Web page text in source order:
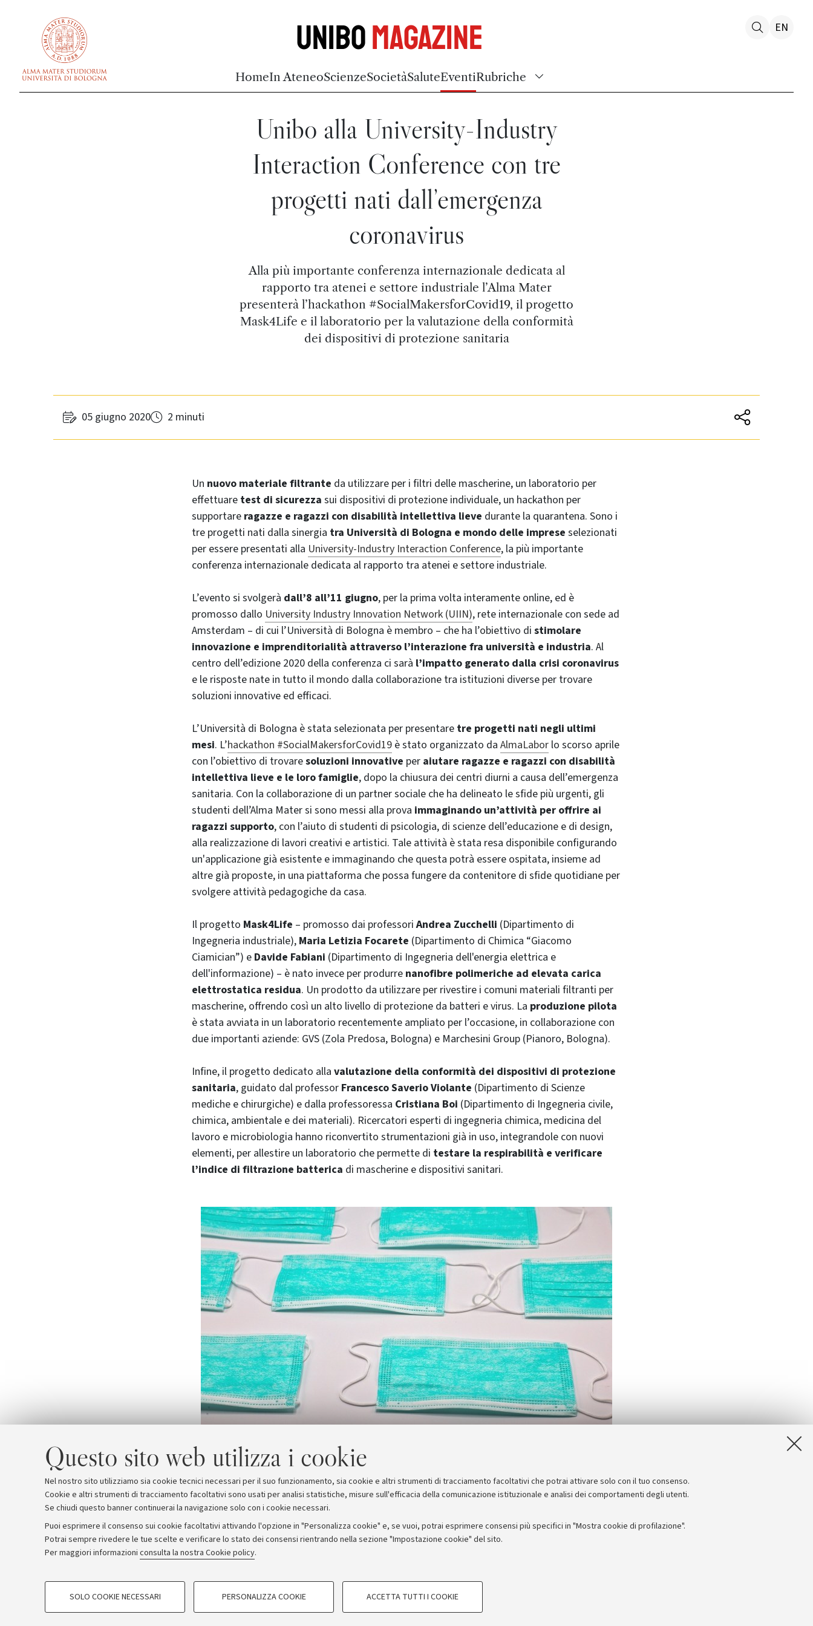
Questo sito web utilizza i cookie
Nel nostro sito utilizziamo sia cookie tecnici necessari per il suo funzionamento, sia cookie e altri strumenti di tracciamento facoltativi che potrai attivare solo con il tuo consenso.
Cookie e altri strumenti di tracciamento facoltativi sono usati per analisi statistiche, misure sull'efficacia della comunicazione istituzionale e analisi dei comportamenti degli utenti.
Se chiudi questo banner continuerai la navigazione solo con i cookie necessari.
Puoi esprimere il consenso sui cookie facoltativi attivando l'opzione in "Personalizza cookie" e, se vuoi, potrai esprimere consensi più specifici in "Mostra cookie di profilazione".
Potrai sempre rivedere le tue scelte e verificare lo stato dei consensi rientrando nella sezione "Impostazione cookie" del sito.
Per maggiori informazioni consulta la nostra Cookie policy.
COOKIE DI PROFILAZIONE - FACOLTATIVI COOKIE TECNICI - NECESSARI
SOLO COOKIE NECESSARI PERSONALIZZA COOKIE ACCETTA TUTTI I COOKIE
UniboMagazine
HomeIn AteneoScienzeSocietàSaluteEventiRubriche
EN
Unibo alla University-Industry
Interaction Conference con tre
progetti nati dall’emergenza
coronavirus
Alla più importante conferenza internazionale dedicata al
rapporto tra atenei e settore industriale l’Alma Mater
presenterà l’hackathon #SocialMakersforCovid19, il progetto
Mask4Life e il laboratorio per la valutazione della conformità
dei dispositivi di protezione sanitaria
05 giugno 2020 2 minuti
Un nuovo materiale filtrante da utilizzare per i filtri delle mascherine, un laboratorio per
effettuare test di sicurezza sui dispositivi di protezione individuale, un hackathon per
supportare ragazze e ragazzi con disabilità intellettiva lieve durante la quarantena. Sono i
tre progetti nati dalla sinergia tra Università di Bologna e mondo delle imprese selezionati
per essere presentati alla University-Industry Interaction Conference, la più importante
conferenza internazionale dedicata al rapporto tra atenei e settore industriale.
L’evento si svolgerà dall’8 all’11 giugno, per la prima volta interamente online, ed è
promosso dallo University Industry Innovation Network (UIIN), rete internazionale con sede ad
Amsterdam – di cui l’Università di Bologna è membro – che ha l’obiettivo di stimolare
innovazione e imprenditorialità attraverso l’interazione fra università e industria. Al
centro dell’edizione 2020 della conferenza ci sarà l’impatto generato dalla crisi coronavirus
e le risposte nate in tutto il mondo dalla collaborazione tra istituzioni diverse per trovare
soluzioni innovative ed efficaci.
L’Università di Bologna è stata selezionata per presentare tre progetti nati negli ultimi
mesi. L’hackathon #SocialMakersforCovid19 è stato organizzato da AlmaLabor lo scorso aprile
con l’obiettivo di trovaresoluzioni innovative per aiutare ragazze e ragazzi con disabilità
intellettiva lieve e le loro famiglie, dopo la chiusura dei centri diurni a causa dell’emergenza
sanitaria. Con la collaborazione di un partner sociale che ha delineato le sfide più urgenti, gli
studenti dell’Alma Mater si sono messi alla prova immaginando un’attività per offrire ai
ragazzi supporto, con l’aiuto di studenti di psicologia, di scienze dell’educazione e di design,
alla realizzazione di lavori creativi e artistici. Tale attività è stata resa disponibile configurando
un'applicazione già esistente e immaginando che questa potrà essere ospitata, insieme ad
altre già proposte, in una piattaforma che possa fungere da contenitore di sfide quotidiane per
svolgere attività pedagogiche da casa.
Il progetto Mask4Life – promosso dai professoriAndrea Zucchelli (Dipartimento di
Ingegneria industriale), Maria Letizia Focarete (Dipartimento di Chimica “Giacomo
Ciamician”) e Davide Fabiani (Dipartimento di Ingegneria dell'energia elettrica e
dell'informazione) – è nato invece per produrre nanofibre polimeriche ad elevata carica
elettrostatica residua. Un prodotto da utilizzare per rivestire i comuni materiali filtranti per
mascherine, offrendo così un alto livello di protezione da batteri e virus. La produzione pilota
è stata avviata in un laboratorio recentemente ampliato per l’occasione, in collaborazione con
due importanti aziende: GVS (Zola Predosa, Bologna) e Marchesini Group (Pianoro, Bologna).
Infine, il progetto dedicato alla valutazione della conformità dei dispositivi di protezione
sanitaria, guidato dal professor Francesco Saverio Violante (Dipartimento di Scienze
mediche e chirurgiche) e dalla professoressa Cristiana Boi (Dipartimento di Ingegneria civile,
chimica, ambientale e dei materiali). Ricercatori esperti di ingegneria chimica, medicina del
lavoro e microbiologia hanno riconvertito strumentazioni già in uso, integrandole con nuovi
elementi, per allestire un laboratorio che permette di testare la respirabilità e verificare
l’indice di filtrazione batterica di mascherine e dispositivi sanitari.
Archivio Comunicati stampa Redazione Rassegna stampa
© Copyright 2026 - ALMA MATER STUDIORUM - Università di Bologna - Via Zamboni, 33 - 40126 Bologna - PI: 01131710376 - CF: 80007010376
Privacy
Note legali Impostazioni Cookie